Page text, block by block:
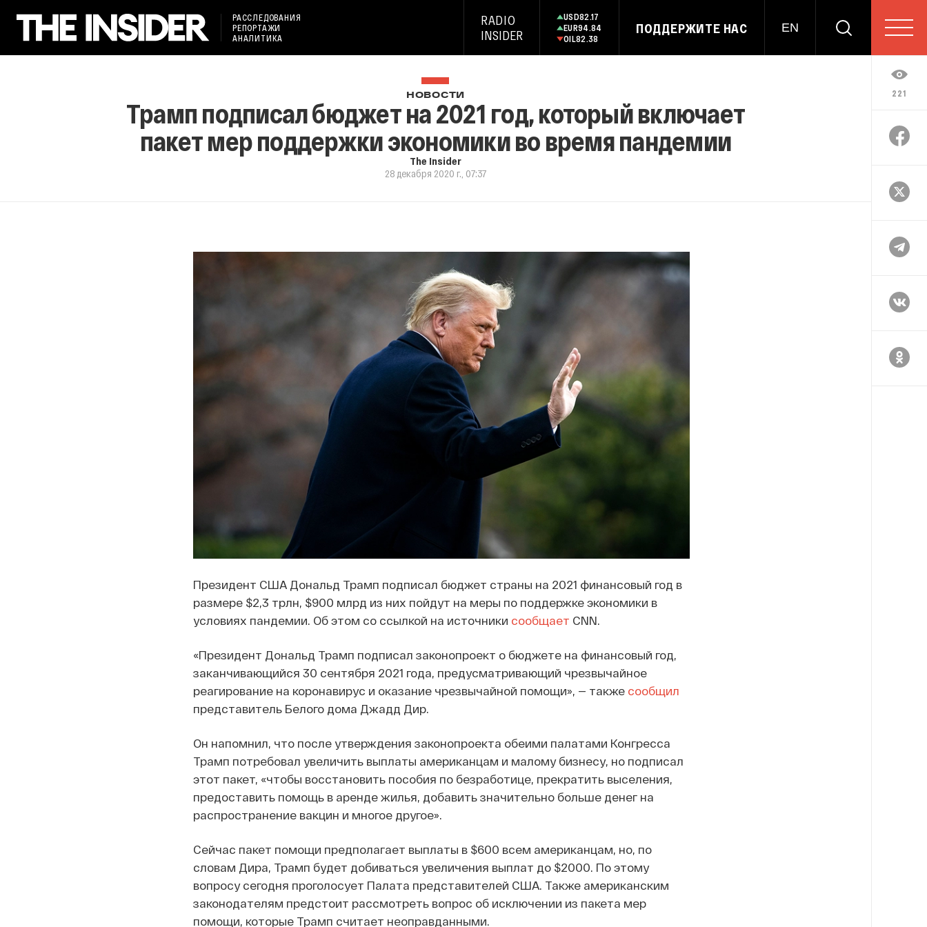
РАССЛЕДОВАНИЯ
РЕПОРТАЖИ
АНАЛИТИКА
RADIO
INSIDER
USD82.17
EUR94.84
OIL82.38
ПОДДЕРЖИТЕ НАС EN
221
НОВОСТИ
Трамп подписал бюджет на 2021 год, который включает
пакет мер поддержки экономики во время пандемии
The Insider
28 декабря 2020 г., 07:37
Президент США Дональд Трамп подписал бюджет страны на 2021 финансовый год в
размере $2,3 трлн, $900 млрд из них пойдут на меры по поддержке экономики в
условиях пандемии. Об этом со ссылкой на источники сообщает CNN.
«Президент Дональд Трамп подписал законопроект о бюджете на финансовый год,
заканчивающийся 30 сентября 2021 года, предусматривающий чрезвычайное
реагирование на коронавирус и оказание чрезвычайной помощи», — также сообщил
представитель Белого дома Джадд Дир.
Он напомнил, что после утверждения законопроекта обеими палатами Конгресса
Трамп потребовал увеличить выплаты американцам и малому бизнесу, но подписал
этот пакет, «чтобы восстановить пособия по безработице, прекратить выселения,
предоставить помощь в аренде жилья, добавить значительно больше денег на
распространение вакцин и многое другое».
Сейчас пакет помощи предполагает выплаты в $600 всем американцам, но, по
словам Дира, Трамп будет добиваться увеличения выплат до $2000. По этому
вопросу сегодня проголосует Палата представителей США. Также американским
законодателям предстоит рассмотреть вопрос об исключении из пакета мер
помощи, которые Трамп считает неоправданными.